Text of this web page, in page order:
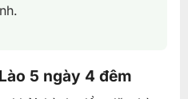
5 ngày 4 đêm